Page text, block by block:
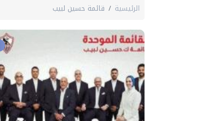
الرئيسية قائمة حسين لبيب